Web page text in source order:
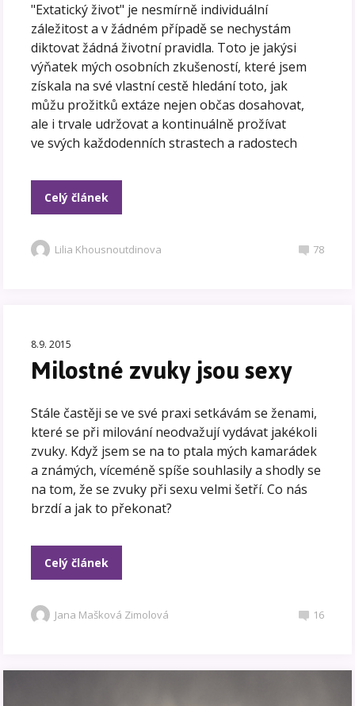
"Extatický život" je nesmírně individuální
záležitost a v žádném případě se nechystám
diktovat žádná životní pravidla. Toto je jakýsi
výňatek mých osobních zkušeností, které jsem
získala na své vlastní cestě hledání toto, jak
můžu prožitků extáze nejen občas dosahovat,
ale i trvale udržovat a kontinuálně prožívat
ve svých každodenních strastech a radostech
Celý článek
Lilia Khousnoutdinova 78
8.9. 2015
Milostné zvuky jsou sexy
Stále častěji se ve své praxi setkávám se ženami,
které se při milování neodvažují vydávat jakékoli
zvuky. Když jsem se na to ptala mých kamarádek
a známých, víceméně spíše souhlasily a shodly se
na tom, že se zvuky při sexu velmi šetří. Co nás
brzdí a jak to překonat?
Celý článek
Jana Mašková Zimolová 16